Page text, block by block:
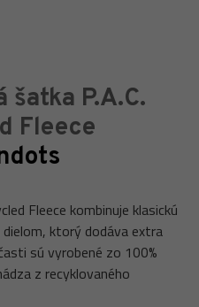
P.A.C.
Fleece
Fleece kombinuje klasickú
ktorý dodáva extra
sú vyrobené zo 100%
z recyklovaného